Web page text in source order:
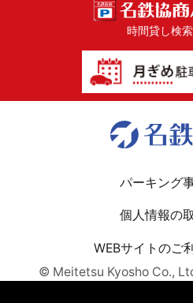
時間貸し検
パーキング
個人情報の
WEBサイトのご
© Meitetsu Kyosho Co.,